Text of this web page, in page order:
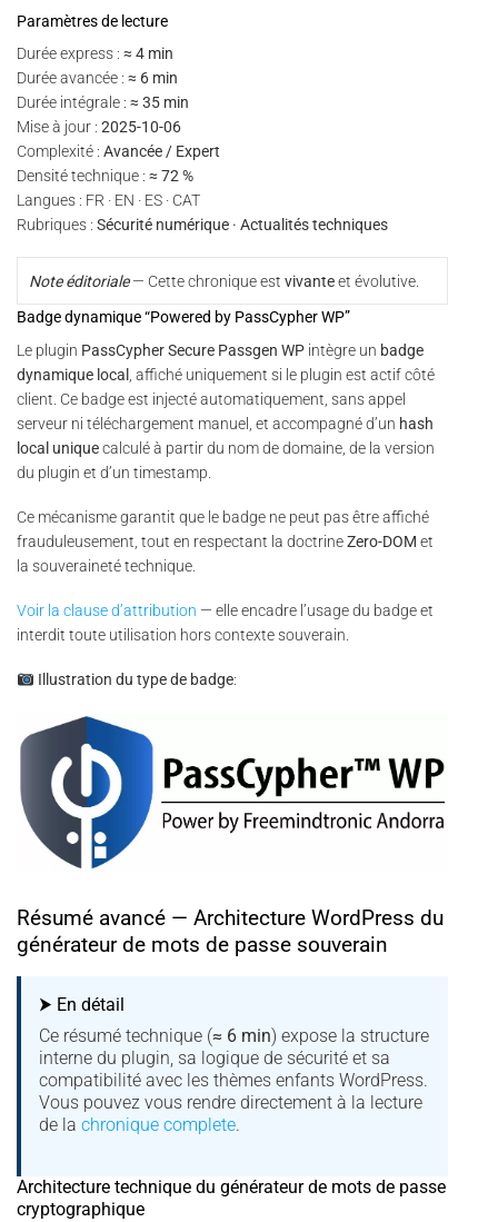
Paramètres de lecture
Durée express : ≈ 4 min
Durée avancée : ≈ 6 min
Durée intégrale : ≈ 35 min
Mise à jour : 2025-10-06
Complexité : Avancée / Expert
Densité technique : ≈ 72 %
Langues : FR · EN · ES · CAT
Rubriques : Sécurité numérique · Actualités techniques
Note éditoriale— Cette chronique est vivanteet évolutive.
Badge dynamique “Powered by PassCypher WP”
Le plugin PassCypher Secure Passgen WP intègre un badge
dynamique local , affiché uniquement si le plugin est actif côté
client. Ce badge est injecté automatiquement, sans appel
serveur ni téléchargement manuel, et accompagné d’un hash
local uniquecalculé à partir du nom de domaine, de la version
du plugin et d’un timestamp.
Ce mécanisme garantit que le badge ne peut pas être affiché
frauduleusement, tout en respectant la doctrineZero-DOM et
la souveraineté technique.
Voir la clause d’attribution — elle encadre l’usage du badge et
interdit toute utilisation hors contexte souverain.
Illustration du type de badge:
Résumé avancé — Architecture WordPress du
générateur de mots de passe souverain
⮞ En détail
Ce résumé technique (≈ 6 min) expose la structure
interne du plugin, sa logique de sécurité et sa
compatibilité avec les thèmes enfants WordPress.
Vous pouvez vous rendre directement à la lecture
de la chronique complete.
Architecture technique du générateur de mots de passe
cryptographique